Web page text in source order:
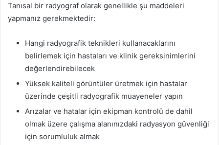
Tanısal bir radyograf olarak genellikle şu maddeleri
yapmanız gerekmektedir:
Hangi radyografik teknikleri kullanacaklarını
belirlemek için hastaları ve klinik gereksinimlerini
değerlendirebilecek
Yüksek kaliteli görüntüler üretmek için hastalar
üzerinde çeşitli radyografik muayeneler yapın
Arızalar ve hatalar için ekipman kontrolü de dahil
olmak üzere çalışma alanınızdaki radyasyon güvenliği
için sorumluluk almak